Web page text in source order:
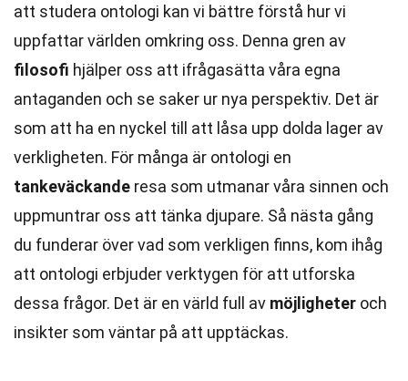
att studera ontologi kan vi bättre förstå hur vi
uppfattar världen omkring oss. Denna gren av
filosofi hjälper oss att ifrågasätta våra egna
antaganden och se saker ur nya perspektiv. Det är
som att ha en nyckel till att låsa upp dolda lager av
verkligheten. För många är ontologi en
tankeväckande resa som utmanar våra sinnen och
uppmuntrar oss att tänka djupare. Så nästa gång
du funderar över vad som verkligen finns, kom ihåg
att ontologi erbjuder verktygen för att utforska
dessa frågor. Det är en värld full av möjligheter och
insikter som väntar på att upptäckas.